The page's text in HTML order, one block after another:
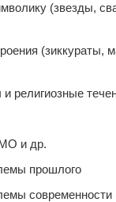
(звезды,
(зиккураты,
религиозные
и др.
прошлого
современности